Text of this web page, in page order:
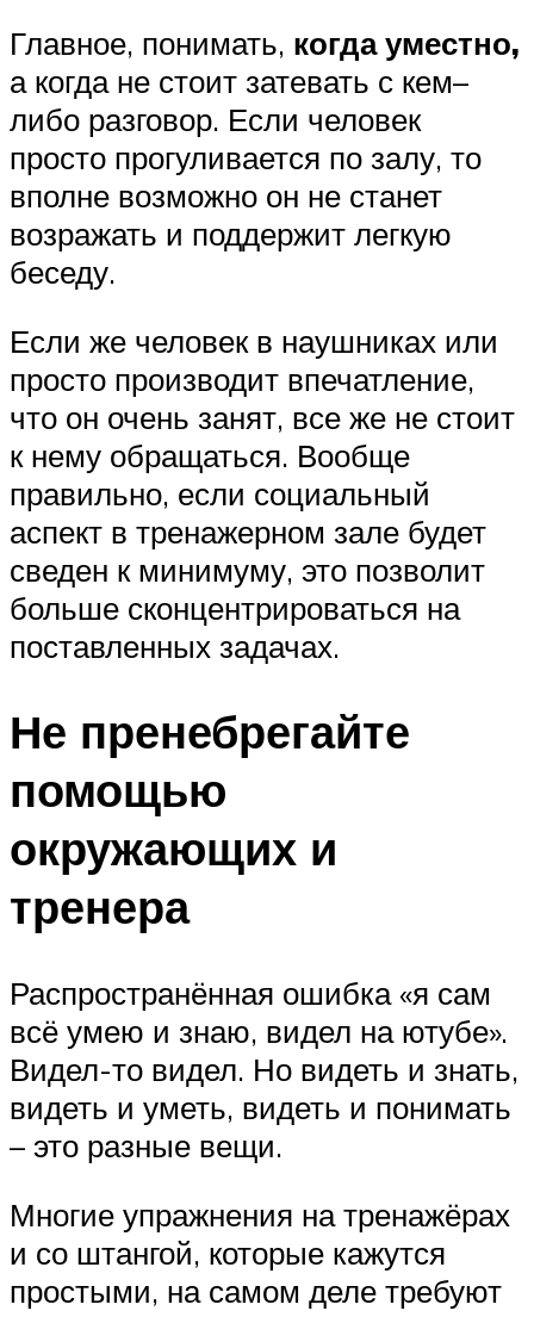
Главное, понимать, когда уместно,
а когда не стоит затевать с кем–
либо разговор. Если человек
просто прогуливается по залу, то
вполне возможно он не станет
возражать и поддержит легкую
беседу.
Если же человек в наушниках или
просто производит впечатление,
что он очень занят, все же не стоит
к нему обращаться. Вообще
правильно, если социальный
аспект в тренажерном зале будет
сведен к минимуму, это позволит
больше сконцентрироваться на
поставленных задачах.
Не пренебрегайте
помощью
окружающих и
тренера
Распространённая ошибка «я сам
всё умею и знаю, видел на ютубе».
Видел-то видел. Но видеть и знать,
видеть и уметь, видеть и понимать
– это разные вещи.
Многие упражнения на тренажёрах
и со штангой, которые кажутся
простыми, на самом деле требуют